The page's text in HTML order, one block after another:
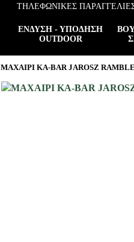
ΤΗΛΕΦΩΝΙΚΕΣ
ΈΝΔΥΣΗ - ΥΠΌΔΗΣΗ
OUTDOOR
ΜΑΧΑΙΡΙ KA-BAR JAROSZ